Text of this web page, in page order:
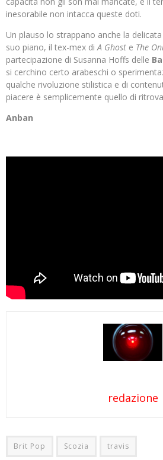
inesorabile non intacca queste doti.
Un plauso lo strappano anche la
suo piano, il tex-mex diA Ghost e The
partecipazione di Susanna Hoffs delle
si cerchino certo arabeschi o
qualche rivoluzione stilistica e di
piacere è semplicemente quello di
Anban
redazione
Brit Pop Scozia travis